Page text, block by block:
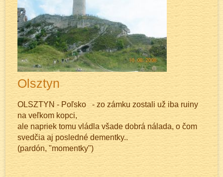
Olsztyn
OLSZTYN - Poľsko - zo zámku zostali už iba ruiny
na veľkom kopci,
ale napriek tomu vládla všade dobrá nálada, o čom
svedčia aj posledné dementky..
(pardón, "momentky")